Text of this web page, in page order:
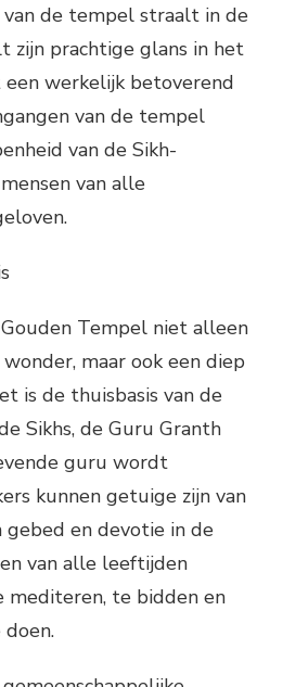
de tempel straalt in de
zijn prachtige glans in het
werkelijk betoverend
van de tempel
van de Sikh-
van alle
Tempel niet alleen
maar ook een diep
is de thuisbasis van de
Sikhs, de Guru Granth
guru wordt
kunnen getuige zijn van
gebed en devotie in de
van alle leeftijden
mediteren, te bidden en